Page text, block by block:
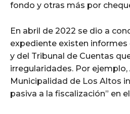
fondo y otras más por
En abril de 2022 se dio a
expediente existen informes
y del Tribunal de Cuentas
irregularidades. Por
Municipalidad de Los Altos
pasiva a la fiscalización” en